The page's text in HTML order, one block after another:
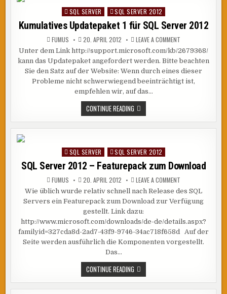
SOLUTIONS
GUIDE
FOR
HIGH
AVAILABILITY
AND
DISASTER
RECOVERY
Posted
SQL SERVER SQL SERVER 2012
Kumulatives Updatepaket 1 für SQL Server 2012
FUMUS 20. APRIL 2012 LEAVE A COMMENT
UPDATEPAKET
1
FÜR
SQL
SERVER
2012
Unter dem Link http://support.microsoft.com/kb/2679368/
kann das Updatepaket angefordert werden. Bitte beachten
Sie den Satz auf der Website: Wenn durch eines dieser
Probleme nicht schwerwiegend beeinträchtigt ist,
empfehlen wir, auf das…
CONTINUE READING KUMULATIVES
UPDATEPAKET
1
FÜR
2012
Posted
SQL SERVER SQL SERVER 2012
SQL Server 2012 – Featurepack zum Download
FUMUS 20. APRIL 2012 LEAVE A COMMENT
SERVER
2012
–
DOWNLOAD
Wie üblich wurde relativ schnell nach Release des SQL
Servers ein Featurepack zum Download zur Verfügung
gestellt. Link dazu:
http://www.microsoft.com/downloads/de-de/details.aspx?
familyid=327cda8d-2ad7-43f9-9746-34ac718f658d Auf der
Seite werden ausführlich die Komponenten vorgestellt.
Das…
CONTINUE READING SQL
SERVER
2012
–